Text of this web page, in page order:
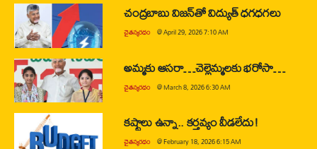
చంద్రబాబు విజన్‌తో విద్యుత్ ధగధగలు
చైతన్యరధం @April 29, 2026 7:10 AM
అమ్మకు ఆసరా…చెల్లెమ్మలకు భరోసా…
చైతన్యరధం @March 8, 2026 6:30 AM
కష్టాలు ఉన్నా.. కర్తవ్యం వీడలేదు!
చైతన్యరధం @February 18, 2026 6:15 AM